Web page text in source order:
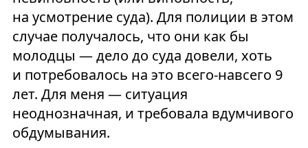
на усмотрение суда). Для полиции в этом
случае получалось, что они как бы
молодцы — дело до суда довели, хоть
и потребовалось на это всего-навсего 9
лет. Для меня — ситуация
неоднозначная, и требовала вдумчивого
обдумывания.